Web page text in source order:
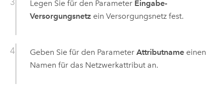
Legen Sie für den Parameter Eingabe-
Versorgungsnetzein Versorgungsnetz fest.
Geben Sie für den Parameter Attributnameeinen
Namen für das Netzwerkattribut an.